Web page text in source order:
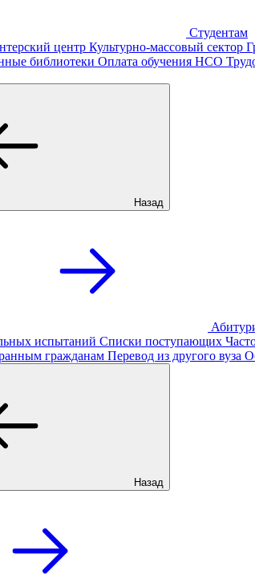
Студентам
центр Культурно-массовый сектор
библиотеки Оплата обучения НСО
Назад
испытаний Списки поступающих
гражданам Перевод из другого вуза
Назад